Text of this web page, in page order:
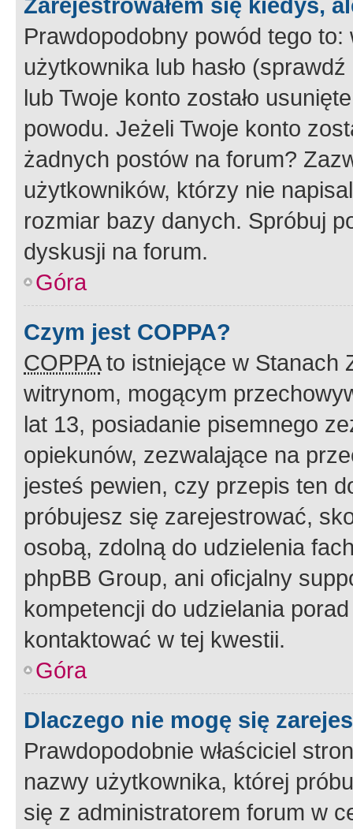
Prawdopodobny powód tego to:
użytkownika lub hasło
lub Twoje konto zostało
powodu. Jeżeli Twoje konto
żadnych postów na forum?
użytkowników, którzy nie
rozmiar bazy danych. Spróbuj
dyskusji na forum.
Góra
Czym jest COPPA?
COPPAto istniejące w Stanach
witrynom, mogącym
lat 13, posiadanie pisemnego
opiekunów, zezwalające na
jesteś pewien, czy przepis ten
próbujesz się zarejestrować,
osobą, zdolną do udzielenia
phpBB Group, ani oficjalny
kompetencji do udzielania
kontaktować w tej kwestii.
Góra
Dlaczego nie mogę się
Prawdopodobnie właściciel
nazwy użytkownika, której
się z administratorem forum w